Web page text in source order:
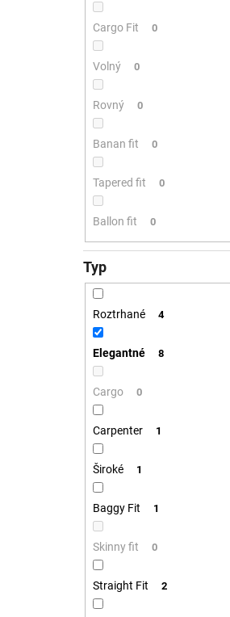
Cargo Fit 0
Volný 0
Rovný 0
Banan fit 0
Tapered fit 0
Ballon fit 0
Typ
Roztrhané 4
Elegantné 8
Cargo 0
Carpenter 1
Široké 1
Baggy Fit 1
Skinny fit 0
Straight Fit 2